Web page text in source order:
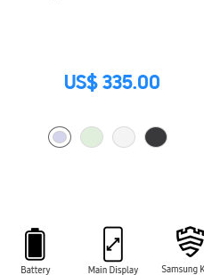
US$ 335.00